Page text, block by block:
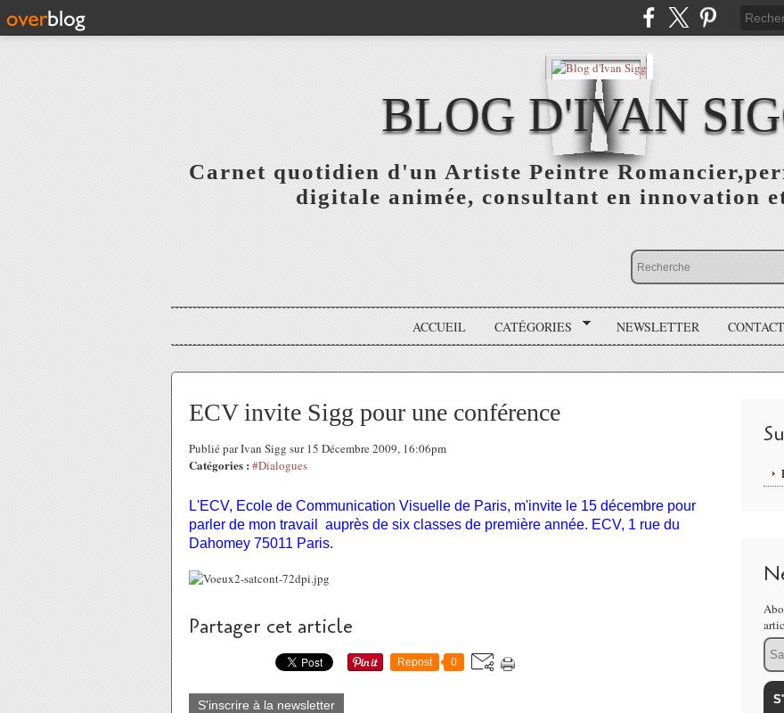
BLOG D'IVAN
Carnet quotidien d'un Artiste Peintre
digitale animée, consultant en innovation
ACCUEIL CATÉGORIES NEWSLETTER CONTACT
ECV invite Sigg pour une conférence
Publié par Ivan Sigg sur 15 Décembre 2009, 16:06pm
Catégories : #Dialogues
L'ECV, Ecole de Communication Visuelle de Paris, m'invite le 15 décembre pour
parler de mon travail auprès de six classes de première année. ECV, 1 rue du
Dahomey 75011 Paris.
Partager cet article
Repost 0
S'inscrire à la newsletter